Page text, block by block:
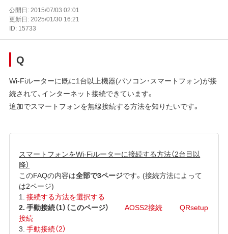
公開日:2015/07/03 02:01
更新日:2025/01/30 16:21
ID: 15733
Q
Wi-Fiルーターに既に1台以上機器(パソコン･スマートフォン)が接
続されて、インターネット接続できています。
追加でスマートフォンを無線接続する方法を知りたいです。
スマートフォンをWi-Fiルーターに接続する方法（2台目以
降）
このFAQの内容は全部で3ページです。(接続方法によって
は2ページ)
1.接続する方法を選択する
2. 手動接続（1）（このページ）
AOSS2接続
QRsetup
接続
3.手動接続（2）